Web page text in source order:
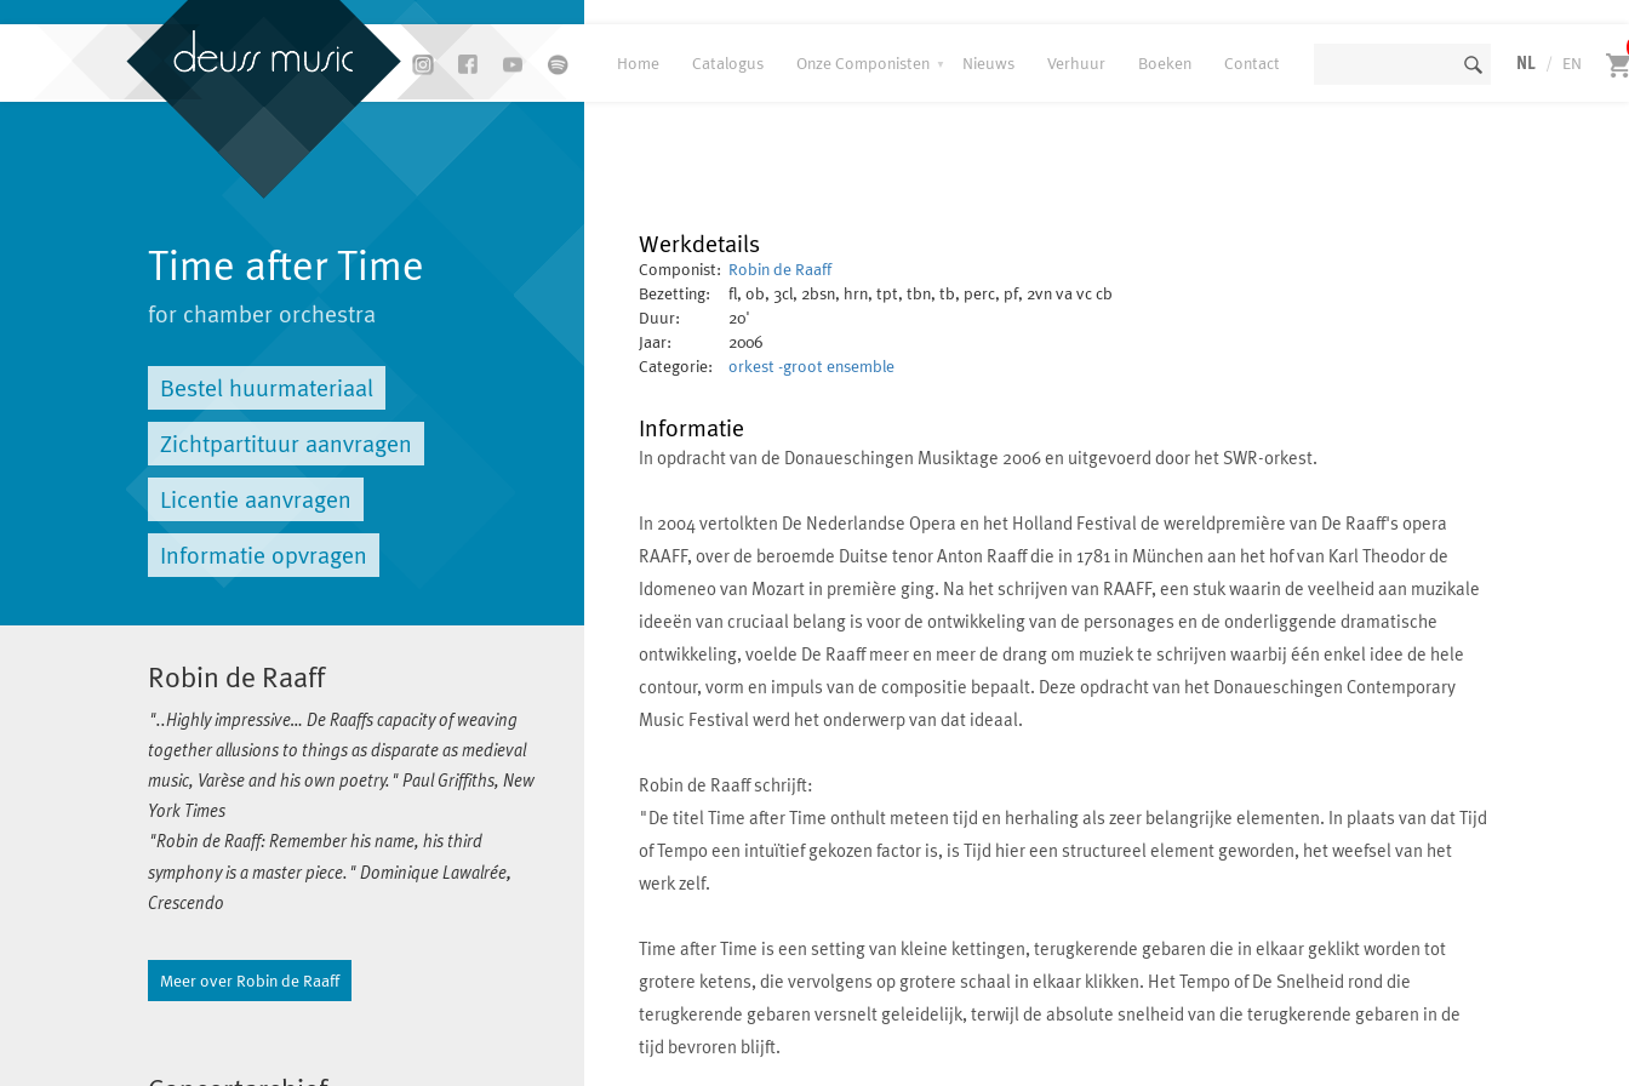
Home Catalogus Onze Componisten Nieuws Verhuur Boeken Contact NL / EN
Time after Time
for chamber orchestra
Bestel huurmateriaal
Zichtpartituur aanvragen
Licentie aanvragen
Informatie opvragen
Robin de Raaff
"..Highly impressive… De Raaffs capacity of weaving
together allusions to things as disparate as medieval
music, Varèse and his own poetry." Paul Griffiths, New
York Times
"Robin de Raaff: Remember his name, his third
symphony is a master piece." Dominique Lawalrée,
Crescendo
Robin de Raaff (Breda, 1968) discovered his own
Meer over Robin de Raaff
Werkdetails
Componist: Robin de Raaff
Bezetting: fl, ob, 3cl, 2bsn, hrn, tpt, tbn, tb, perc, pf, 2vn va vc cb
Duur:
20'
Jaar:
2006
Categorie:
orkest -groot ensemble
Informatie
In opdracht van de Donaueschingen Musiktage 2006 en uitgevoerd door het SWR-orkest.
In 2004 vertolkten De Nederlandse Opera en het Holland Festival de wereldpremière van De Raaff's opera
RAAFF, over de beroemde Duitse tenor Anton Raaff die in 1781 in München aan het hof van Karl Theodor de
Idomeneo van Mozart in première ging. Na het schrijven van RAAFF, een stuk waarin de veelheid aan muzikale
ideeën van cruciaal belang is voor de ontwikkeling van de personages en de onderliggende dramatische
ontwikkeling, voelde De Raaff meer en meer de drang om muziek te schrijven waarbij één enkel idee de hele
contour, vorm en impuls van de compositie bepaalt. Deze opdracht van het Donaueschingen Contemporary
Music Festival werd het onderwerp van dat ideaal.
Robin de Raaff schrijft:
"De titel Time after Time onthult meteen tijd en herhaling als zeer belangrijke elementen. In plaats van dat Tijd
of Tempo een intuïtief gekozen factor is, is Tijd hier een structureel element geworden, het weefsel van het
werk zelf.
Time after Time is een setting van kleine kettingen, terugkerende gebaren die in elkaar geklikt worden tot
grotere ketens, die vervolgens op grotere schaal in elkaar klikken. Het Tempo of De Snelheid rond die
terugkerende gebaren versnelt geleidelijk, terwijl de absolute snelheid van die terugkerende gebaren in de
tijd bevroren blijft.